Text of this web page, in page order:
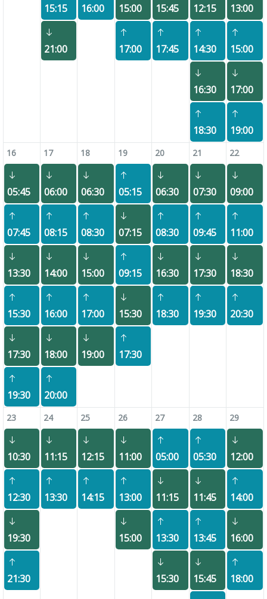
15:15
21:00
16:00 15:00
17:00
15:45
17:45
12:15
14:30
16:30
18:30
13:00
15:00
17:00
19:00
16
05:45
07:45
13:30
15:30
17:30
19:30
17
06:00
08:15
14:00
16:00
18:00
20:00
18
06:30
08:30
15:00
17:00
19:00
19
05:15
07:15
09:15
15:30
17:30
20
06:30
08:30
16:30
18:30
21
07:30
09:45
17:30
19:30
22
09:00
11:00
18:30
20:30
23
10:30
12:30
19:30
21:30
24
11:15
13:30
25
12:15
14:15
26
11:00
13:00
15:00
27
05:00
11:15
13:30
15:30
28
05:30
11:45
13:45
15:45
29
12:00
14:00
16:00
18:00